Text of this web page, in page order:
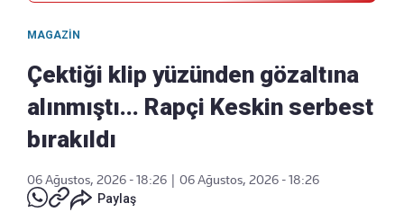
MAGAZIN
Çektiği klip yüzünden gözaltına
alınmıştı... Rapçi Keskin serbest
bırakıldı
06 Ağustos, 2026 - 18:26
06 Ağustos, 2026 - 18:26
Paylaş